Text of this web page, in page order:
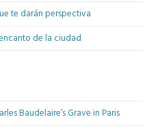
te darán perspectiva
de la ciudad
Baudelaire’s Grave in Paris